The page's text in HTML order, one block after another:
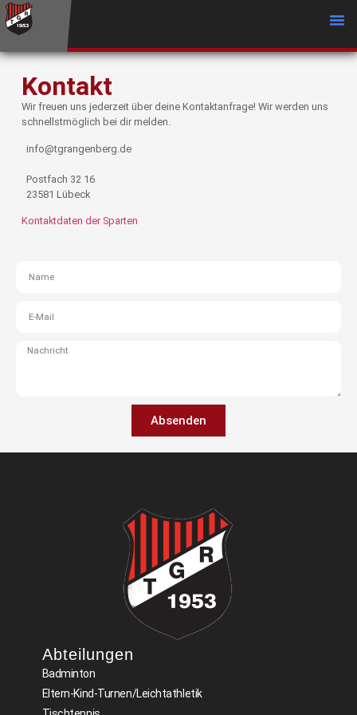
Kontakt
Wir freuen uns jederzeit über deine Kontaktanfrage! Wir werden uns
schnellstmöglich bei dir melden.
info@tgrangenberg.de
Postfach 32 16
23581 Lübeck
Kontaktdaten der Sparten
Absenden
Abteilungen​
Badminton
Eltern-Kind-Turnen/Leichtathletik